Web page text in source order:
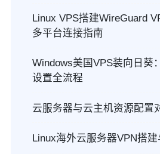
Linux VPS搭建WireGuard
多平台连接指南
Windows美国VPS装向日葵
设置全流程
云服务器与云主机资源配置
Linux海外云服务器VPN搭